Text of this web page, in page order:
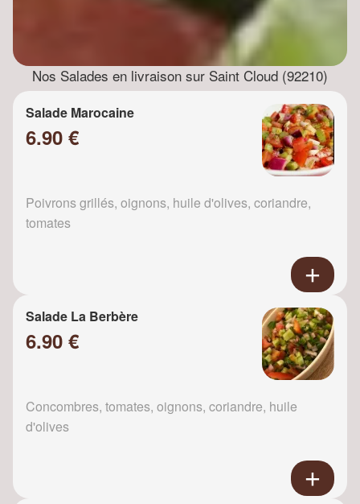
Nos Salades en livraison sur Saint Cloud (92210)
Salade Marocaine
6.90 €
Poivrons grillés, oignons, huile d'olives, coriandre,
tomates
Salade La Berbère
6.90 €
Concombres, tomates, oignons, coriandre, huile
d'olives